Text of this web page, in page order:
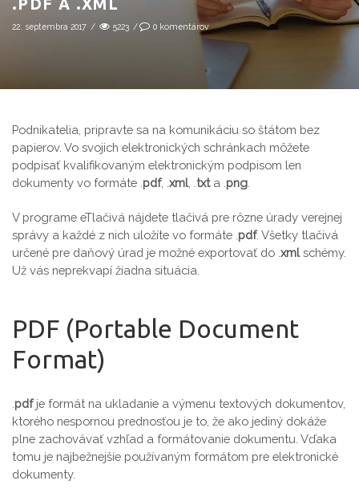
.PDF A .XML
22. septembra 2017 / 5223 / 0 komentárov
Podnikatelia, pripravte sa na komunikáciu so štátom bez
papierov. Vo svojich elektronických schránkach môžete
podpísať kvalifikovaným elektronickým podpisom len
dokumenty vo formáte . pdf, . xml, . txta . png
V programe eTlačivá nájdete tlačivá pre rôzne úrady verejnej
správy a každé z nich uložíte vo formáte . pdf. Všetky tlačivá
určené pre daňový úrad je možné exportovať do . xmlschémy.
Už vás neprekvapí žiadna situácia.
PDF (Portable Document
Format)
.pdfje formát na ukladanie a výmenu textových dokumentov,
ktorého nespornou prednosťou je to, že ako jediný dokáže
plne zachovávať vzhľad a formátovanie dokumentu. Vďaka
tomu je najbežnejšie používaným formátom pre elektronické
dokumenty.